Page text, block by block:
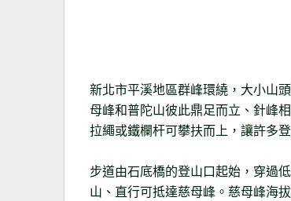
新北市平溪地區群峰環繞，大小山
母峰和普陀山彼此鼎足而立、針峰
拉繩或鐵欄杆可攀扶而上，讓許多
步道由石底橋的登山口起始，穿過
山、直行可抵達慈母峰。慈母峰海